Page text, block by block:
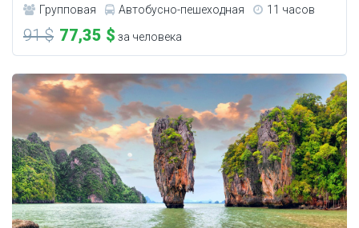
Групповая Автобусно-пешеходная 11 часов
91 $ 77,35 $ за человека